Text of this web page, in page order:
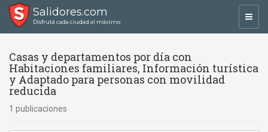
Salidores.com
Disfrutá cada ciudad al máximo
Casas y departamentos por día con
Habitaciones familiares, Información turística
y Adaptado para personas con movilidad
reducida
1 publicaciones